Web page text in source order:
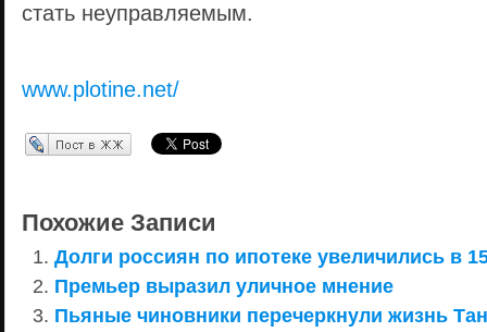
стать неуправляемым.
www.plotine.net/
Перепост в ЖЖ
Похожие Записи
Долги россиян по ипотеке увеличились в
Премьер выразил уличное мнение
Пьяные чиновники перечеркнули жизнь